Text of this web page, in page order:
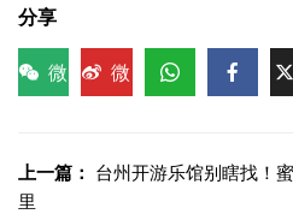
分享
微
微
上一篇： 台州开游乐馆别瞎找！
里